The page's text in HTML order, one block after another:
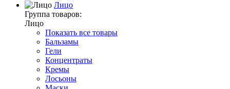
Лицо
Группа товаров:
Лицо
Показать все товары
Бальзамы
Гели
Концентраты
Кремы
Лосьоны